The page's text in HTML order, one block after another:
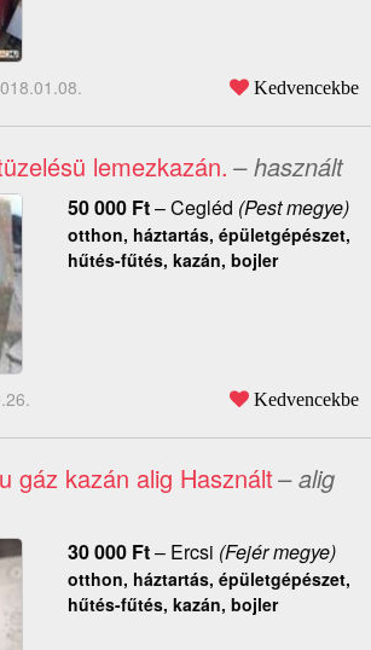
Kedvencekbe
lemezkazán. – használt
50 000 Ft–Cegléd (Pest megye)
otthon, háztartás, épületgépészet,
hűtés-fűtés, kazán, bojler
Kedvencekbe
gáz kazán alig Használt– alig
30 000 Ft– Ercsi (Fejér megye)
otthon, háztartás, épületgépészet,
hűtés-fűtés, kazán, bojler